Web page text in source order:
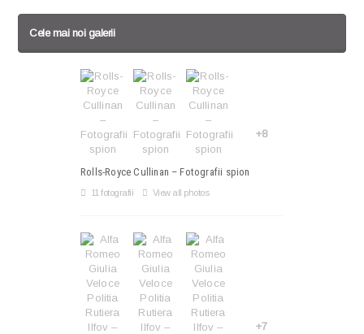
Cele mai noi galerii
+8
Rolls-Royce Cullinan – Fotografii spion
11 fotografii View all photos
+7